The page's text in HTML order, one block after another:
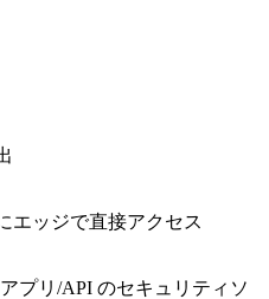
エッジで直接アクセス
プリ/API のセキュリティソ